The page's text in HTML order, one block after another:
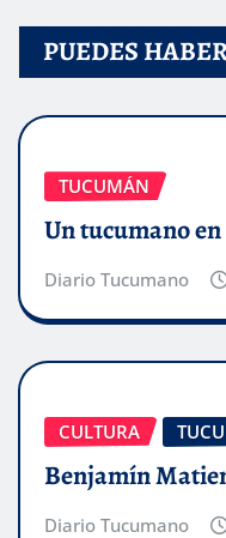
PUEDES
TUCUMÁN
Un tucumano
Diario Tucumano
CULTURA
Benjamín
Diario Tucumano